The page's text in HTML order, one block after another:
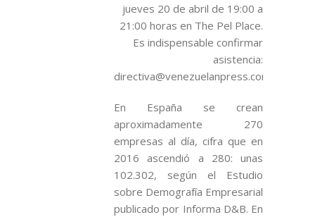
jueves 20 de abril de 19:00 a
21:00 horas en The Pel Place.
Es indispensable confirmar
asistencia:
directiva@venezuelanpress.com.
En España se crean
aproximadamente 270
empresas al día, cifra que en
2016 ascendió a 280: unas
102.302, según el Estudio
sobre Demografía Empresarial
publicado por Informa D&B. En